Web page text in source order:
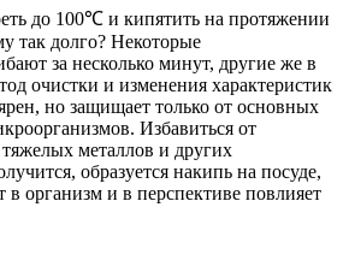
до 100℃ и кипятить на протяжении
так долго? Некоторые
за несколько минут, другие же в
очистки и изменения характеристик
но защищает только от основных
Избавиться от
металлов и других
образуется накипь на посуде,
в организм и в перспективе повлияет